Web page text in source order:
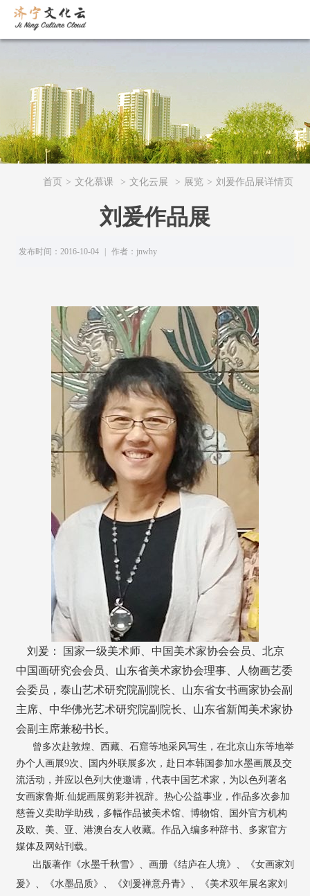
首页 > 文化慕课 > 文化云展 > 展览 > 刘爰​作品展详情页
刘爰​作品展
发布时间：2016-10-04 作者：jnwhy
刘爰： 国家一级美术师、中国美术家协会会员、北京
中国画研究会会员、山东省美术家协会理事、人物画艺委
会委员，泰山艺术研究院副院长、山东省女书画家协会副
主席、中华佛光艺术研究院副院长、山东省新闻美术家协
会副主席兼秘书长。
曾多次赴敦煌、西藏、石窟等地采风写生，在北京山东等地举
办个人画展9次、国内外联展多次，赴日本韩国参加水墨画展及交
流活动，并应以色列大使邀请，代表中国艺术家，为以色列著名
女画家鲁斯.仙妮画展剪彩并祝辞。热心公益事业，作品多次参加
慈善义卖助学助残，多幅作品被美术馆、博物馆、国外官方机构
及欧、美、亚、港澳台友人收藏。作品入编多种辞书、多家官方
媒体及网站刊载。
出版著作《水墨千秋雪》、画册《结庐在人境》、《女画家刘
爰》、《水墨品质》、《刘爰禅意丹青》、《美术双年展名家刘